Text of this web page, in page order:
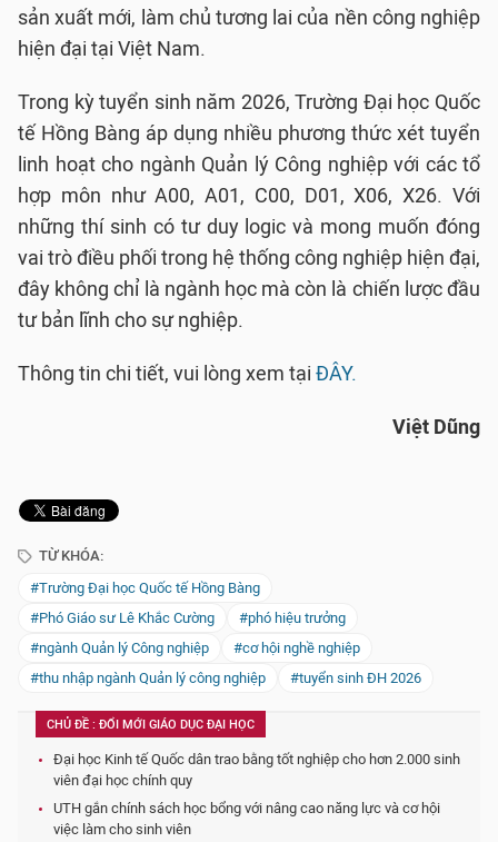
sản xuất mới, làm chủ tương lai của nền công nghiệp
hiện đại tại Việt Nam.
Trong kỳ tuyển sinh năm 2026, Trường Đại học Quốc
tế Hồng Bàng áp dụng nhiều phương thức xét tuyển
linh hoạt cho ngành Quản lý Công nghiệp với các tổ
hợp môn như A00, A01, C00, D01, X06, X26. Với
những thí sinh có tư duy logic và mong muốn đóng
vai trò điều phối trong hệ thống công nghiệp hiện đại,
đây không chỉ là ngành học mà còn là chiến lược đầu
tư bản lĩnh cho sự nghiệp.
Thông tin chi tiết, vui lòng xem tại ĐÂY.
Việt Dũng
TỪ KHÓA:
#Trường Đại học Quốc tế Hồng Bàng
#Phó Giáo sư Lê Khắc Cường
#phó hiệu trưởng
#ngành Quản lý Công nghiệp
#cơ hội nghề nghiệp
#thu nhập ngành Quản lý công nghiệp
#tuyển sinh ĐH 2026
CHỦ ĐỀ : ĐỔI MỚI GIÁO DỤC ĐẠI HỌC
Đại học Kinh tế Quốc dân trao bằng tốt nghiệp cho hơn 2.000 sinh
viên đại học chính quy
UTH gắn chính sách học bổng với nâng cao năng lực và cơ hội
việc làm cho sinh viên